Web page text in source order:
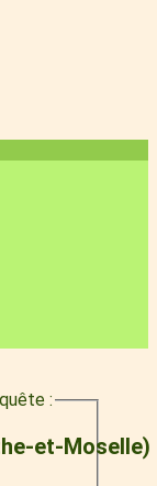
:
et-Moselle)